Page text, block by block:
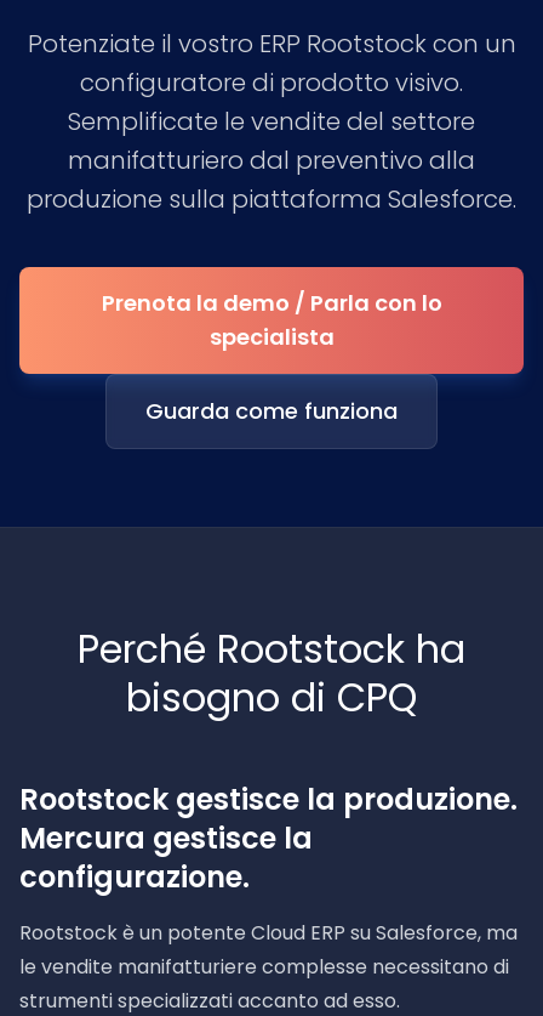
Potenziate il vostro ERP Rootstock con un
configuratore di prodotto visivo.
Semplificate le vendite del settore
manifatturiero dal preventivo alla
produzione sulla piattaforma Salesforce.
Prenota la demo / Parla con lo
specialista
Guarda come funziona
Perché Rootstock ha
bisogno di CPQ
Rootstock gestisce la produzione.
Mercura gestisce la
configurazione.
Rootstock è un potente Cloud ERP su Salesforce, ma
le vendite manifatturiere complesse necessitano di
strumenti specializzati accanto ad esso.